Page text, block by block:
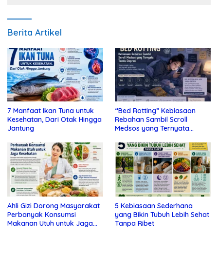
Berita Artikel
7 Manfaat Ikan Tuna untuk
Kesehatan, Dari Otak Hingga
Jantung
“Bed Rotting” Kebiasaan
Rebahan Sambil Scroll
Medsos yang Ternyata
Ahli Gizi Dorong Masyarakat
Perbanyak Konsumsi
Makanan Utuh untuk Jaga
5 Kebiasaan Sederhana
yang Bikin Tubuh Lebih Sehat
Tanpa Ribet